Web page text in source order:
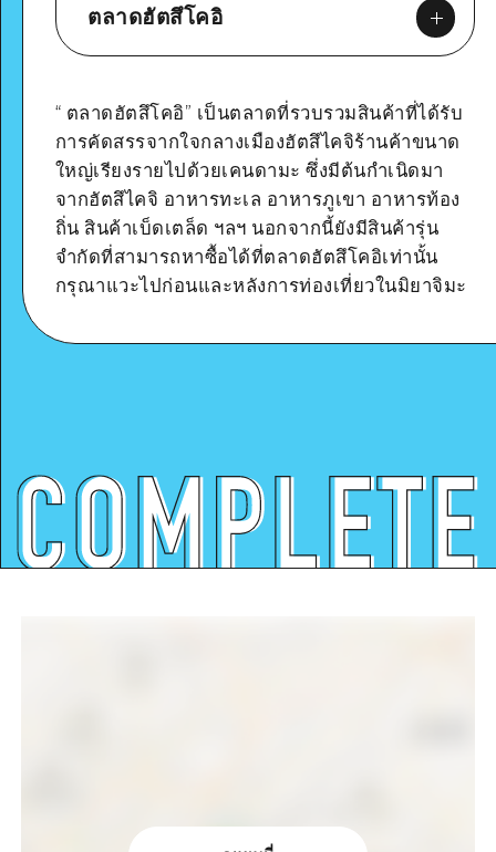
ตลาดฮัตสึโคอิ
Google Maps
ดูรายละเอียด
“ ตลาดฮัตสึโคอิ” เป็นตลาดที่รวบรวมสินค้าที่ได้รับ
การคัดสรรจากใจกลางเมืองฮัตสึไคจิร้านค้าขนาด
ใหญ่เรียงรายไปด้วยเคนดามะ ซึ่งมีต้นกำเนิดมา
จากฮัตสึไคจิ อาหารทะเล อาหารภูเขา อาหารท้อง
ถิ่น สินค้าเบ็ดเตล็ด ฯลฯ นอกจากนี้ยังมีสินค้ารุ่น
จำกัดที่สามารถหาซื้อได้ที่ตลาดฮัตสึโคอิเท่านั้น
กรุณาแวะไปก่อนและหลังการท่องเที่ยวในมิยาจิมะ